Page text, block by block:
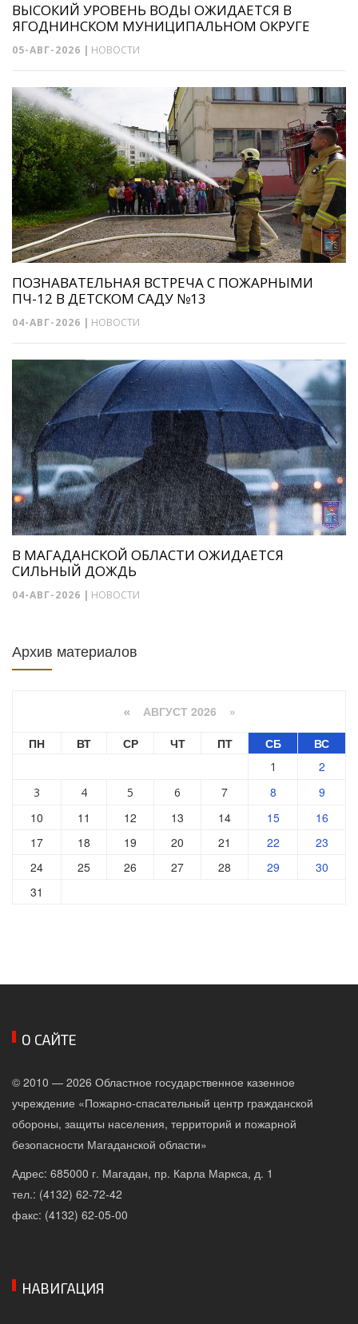
ВЫСОКИЙ УРОВЕНЬ ВОДЫ ОЖИДАЕТСЯ В
ЯГОДНИНСКОМ МУНИЦИПАЛЬНОМ ОКРУГЕ
05-АВГ-2026 | НОВОСТИ
ПОЗНАВАТЕЛЬНАЯ ВСТРЕЧА С ПОЖАРНЫМИ
ПЧ-12 В ДЕТСКОМ САДУ №13
04-АВГ-2026 | НОВОСТИ
В МАГАДАНСКОЙ ОБЛАСТИ ОЖИДАЕТСЯ
СИЛЬНЫЙ ДОЖДЬ
04-АВГ-2026 | НОВОСТИ
Архив материалов
« АВГУСТ 2026 »
ПН
ВТ СР ЧТ ПТ СБ ВС
1 2
3 4 5 6 7 8
9
10
11 12 13 14 15
16
17
18 19 20 21 22
23
24
25 26 27 28 29
30
31
О САЙТЕ
© 2010 — 2026 Областное государственное казенное
учреждение «Пожарно-спасательный центр гражданской
обороны, защиты населения, территорий и пожарной
безопасности Магаданской области»
Адрес: 685000 г. Магадан, пр. Карла Маркса, д. 1
тел.: (4132) 62-72-42
факс: (4132) 62-05-00
НАВИГАЦИЯ